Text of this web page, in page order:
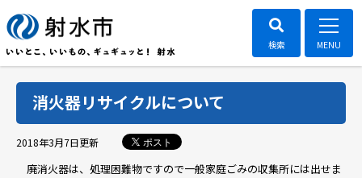
消火器リサイクルについて
2018年3月7日更新 ポスト
廃消火器は、処理困難物ですので一般家庭ごみの収集所には出せま